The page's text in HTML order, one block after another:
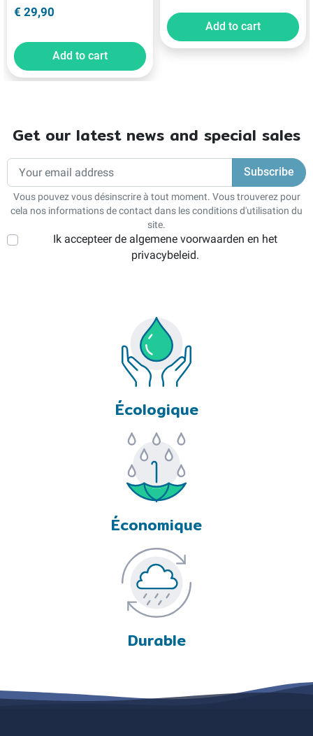
€ 29,90
Add to cart
Add to cart
Get our latest news and special sales
Vous pouvez vous désinscrire à tout moment. Vous trouverez pour
cela nos informations de contact dans les conditions d'utilisation du
site.
Ik accepteer de algemene voorwaarden en het
privacybeleid.
Écologique
Économique
Durable